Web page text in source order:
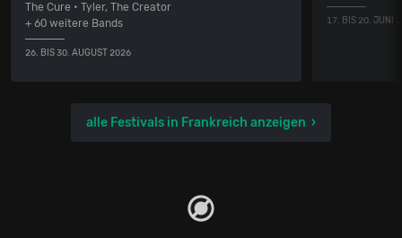
The Cure • Tyler, The Creator
+ 60 weitere Bands
26. BIS 30. AUGUST 2026
17. BIS 20. JUNI
alle Festivals in Frankreich anzeigen